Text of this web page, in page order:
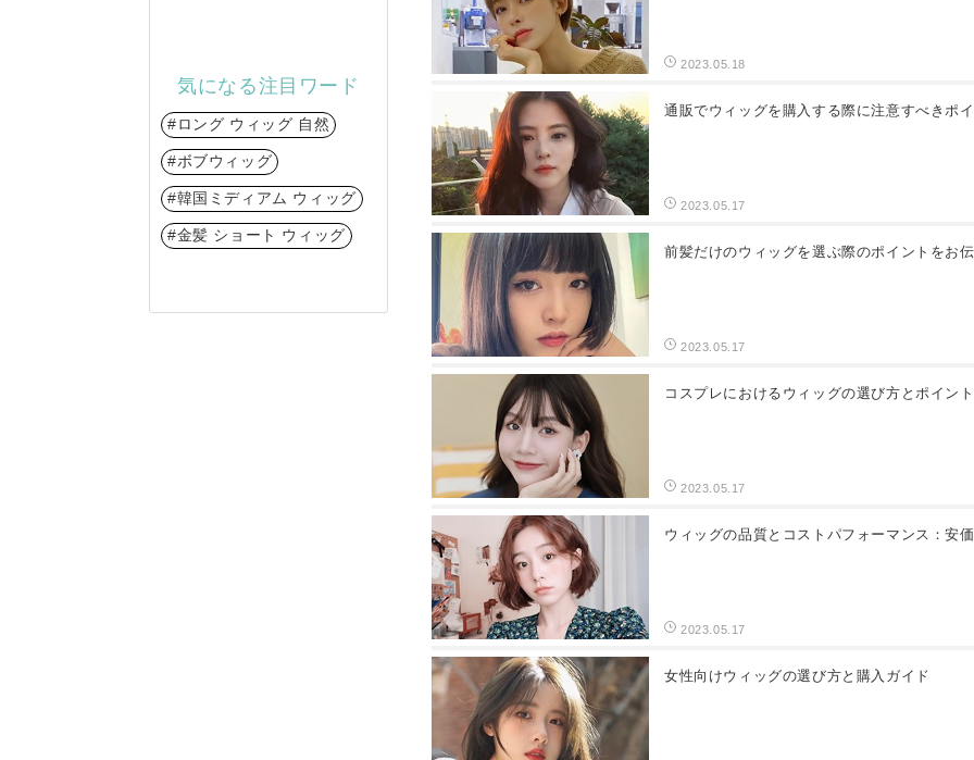
2023.05.18
通販でウィッグを購入する際に注意すべきポイ
2023.05.17
前髪だけのウィッグを選ぶ際のポイントをお
2023.05.17
コスプレにおけるウィッグの選び方とポイント
2023.05.17
ウィッグの品質とコストパフォーマンス：安
2023.05.17
女性向けウィッグの選び方と購入ガイド
気になる注目ワード
#ロング ウィッグ 自然
#ボブウィッグ
#韓国ミディアム ウィッグ
#金髪 ショート ウィッグ